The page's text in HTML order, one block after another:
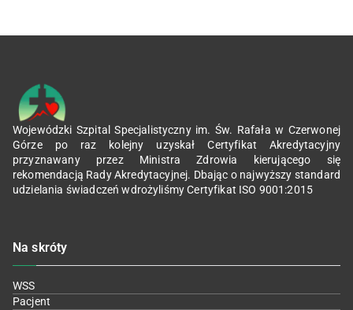
Wojewódzki Szpital Specjalistyczny im. Św. Rafała w Czerwonej
Górze po raz kolejny uzyskał Certyfikat Akredytacyjny
przyznawany przez Ministra Zdrowia kierującego się
rekomendacją Rady Akredytacyjnej. Dbając o najwyższy standard
udzielania świadczeń wdrożyliśmy Certyfikat ISO 9001:2015
Na skróty
WSS
Pacjent